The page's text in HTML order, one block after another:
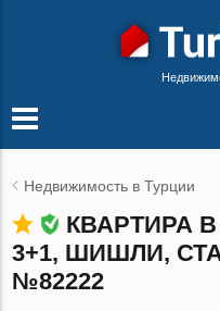
Недвижимость в Турции
КВАРТИРА В
3+1, ШИШЛИ,
№82222